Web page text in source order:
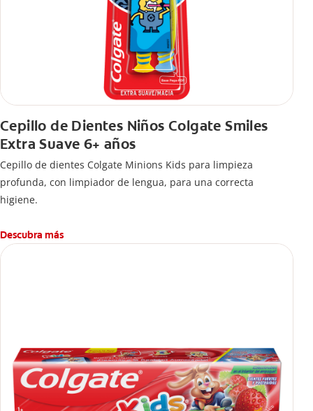
Cepillo de Dientes Niños Colgate Smiles
Extra Suave 6+ años
Cepillo de dientes Colgate Minions Kids para limpieza
profunda, con limpiador de lengua, para una correcta
higiene.
Descubra más